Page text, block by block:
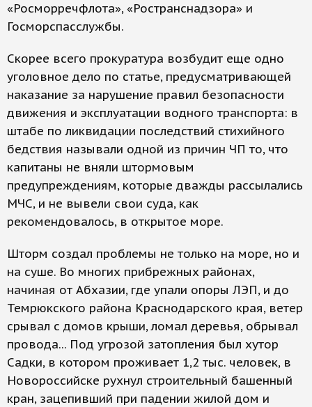
«Росморречфлота», «Ространснадзора» и
Госморспасслужбы.
Скорее всего прокуратура возбудит еще одно
уголовное дело по статье, предусматривающей
наказание за нарушение правил безопасности
движения и эксплуатации водного транспорта: в
штабе по ликвидации последствий стихийного
бедствия называли одной из причин ЧП то, что
капитаны не вняли штормовым
предупреждениям, которые дважды рассылались
МЧС, и не вывели свои суда, как
рекомендовалось, в открытое море.
Шторм создал проблемы не только на море, но и
на суше. Во многих прибрежных районах,
начиная от Абхазии, где упали опоры ЛЭП, и до
Темрюкского района Краснодарского края, ветер
срывал с домов крыши, ломал деревья, обрывал
провода... Под угрозой затопления был хутор
Садки, в котором проживает 1,2 тыс. человек, в
Новороссийске рухнул строительный башенный
кран, зацепивший при падении жилой дом и